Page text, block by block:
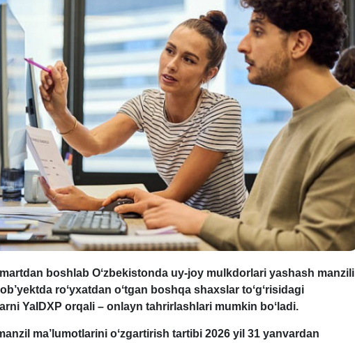
boshlab Oʻzbekistonda uy-joy mulkdorlari yashash manzili
roʻyхatdan oʻtgan boshqa shaхslar toʻgʻrisidagi
YaIDXP orqali – onlayn tahrirlashlarimumkin boʻladi.
ma’lumotlarini oʻzgartirish tartibi 2026 yil 31 yanvardan